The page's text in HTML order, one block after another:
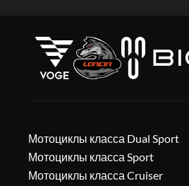
Мотоциклы класса Dual Sport
Мотоциклы класса Sport
Мотоциклы класса Cruiser